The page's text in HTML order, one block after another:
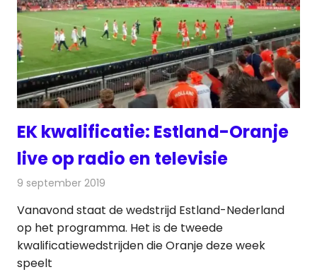
EK kwalificatie: Estland-Oranje
live op radio en televisie
9 september 2019
Vanavond staat de wedstrijd Estland-Nederland
op het programma. Het is de tweede
kwalificatiewedstrijden die Oranje deze week
speelt